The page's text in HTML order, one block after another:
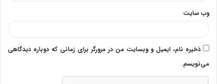
وب‌ سایت
ذخیره نام، ایمیل و وبسایت من در مرورگر برای زمانی که دوباره دیدگاهی
می‌نویسم.